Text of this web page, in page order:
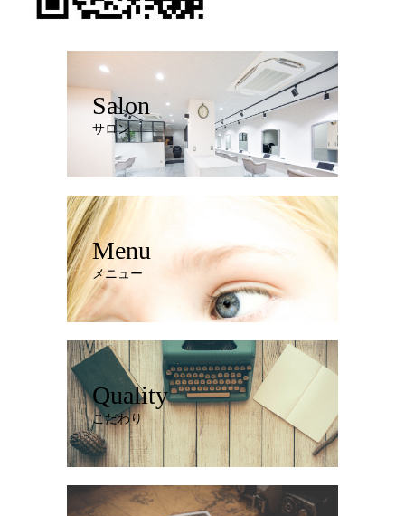
Salon
サロン
Menu
メニュー
Quality
こだわり